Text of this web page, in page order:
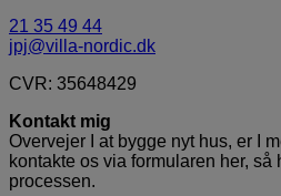
21 35 49 44
jpj@villa-nordic.dk
CVR: 35648429
Kontakt mig
Overvejer I at bygge nyt hus, er I
kontakte os via formularen her,
processen.